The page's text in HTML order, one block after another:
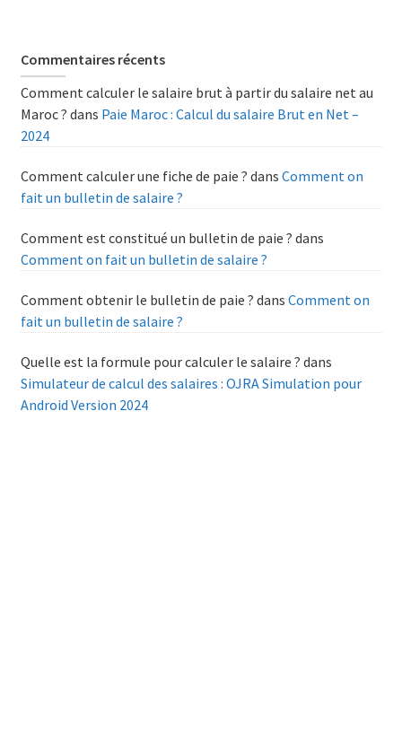
Commentaires récents
Comment calculer le salaire brut à partir du salaire net au
Maroc ? dans Paie Maroc : Calcul du salaire Brut en Net –
2024
Comment calculer une fiche de paie ? dans Comment on
fait un bulletin de salaire ?
Comment est constitué un bulletin de paie ? dans
Comment on fait un bulletin de salaire ?
Comment obtenir le bulletin de paie ? dans Comment on
fait un bulletin de salaire ?
Quelle est la formule pour calculer le salaire ? dans
Simulateur de calcul des salaires : OJRA Simulation pour
Android Version 2024